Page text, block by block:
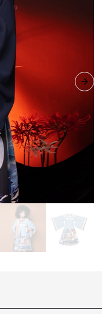
Next